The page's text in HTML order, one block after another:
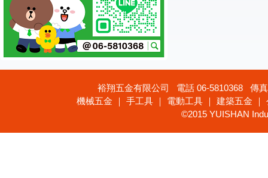
裕翔五金有限公司 電話 06-5810368 傳
機械五金 ｜ 手工具 ｜ 電動工具 ｜ 建築五金
©2015 YUISHAN